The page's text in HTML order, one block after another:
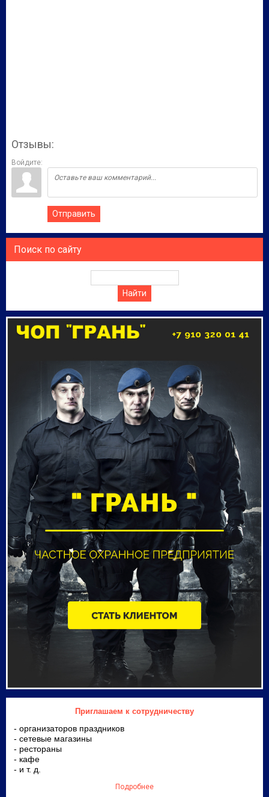
Отзывы:
Войдите:
Отправить
Поиск по сайту
Приглашаем к сотрудничеству
- организаторов праздников
- сетевые магазины
- рестораны
- кафе
- и т. д.
Подробнее